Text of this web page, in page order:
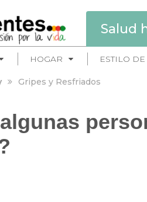
Salud
HOGAR ESTILO
Gripes y Resfriados